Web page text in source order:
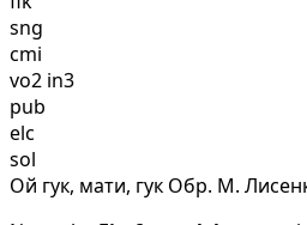
sng
cmi
vo2 in3
pub
elc
sol
Ой гук, мати, гук Обр. М.